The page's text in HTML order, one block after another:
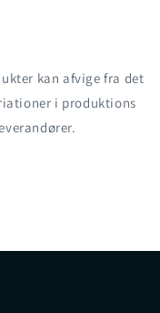
kan afvige fra det
i produktions